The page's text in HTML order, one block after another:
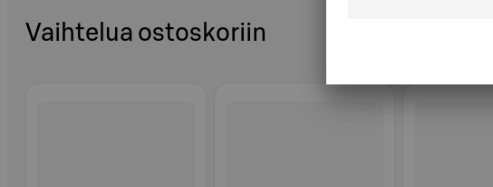
Vaihtelua ostoskoriin